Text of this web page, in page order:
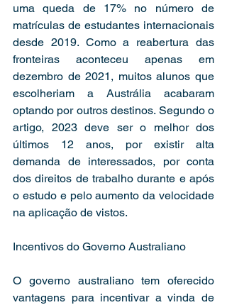
uma queda de 17% no número de
matrículas de estudantes internacionais
desde 2019. Como a reabertura das
fronteiras aconteceu apenas em
dezembro de 2021, muitos alunos que
escolheriam a Austrália acabaram
optando por outros destinos. Segundo o
artigo, 2023 deve ser o melhor dos
últimos 12 anos, por existir alta
demanda de interessados, por conta
dos direitos de trabalho durante e após
o estudo e pelo aumento da velocidade
na aplicação de vistos.
Incentivos do Governo Australiano
O governo australiano tem oferecido
vantagens para incentivar a vinda de